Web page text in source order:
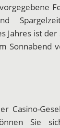
Jahres ist der
Sonnabend
Casino-
Sie